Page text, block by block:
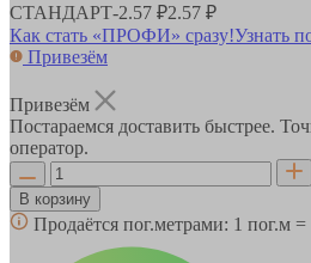
СТАНДАРТ-2.57 ₽2.57 ₽
Как стать «ПРОФИ» сразу!Узнать
Привезём
Привезём
Постараемся доставить быстрее.
оператор.
В корзину
Продаётся пог.метрами: 1 пог.м